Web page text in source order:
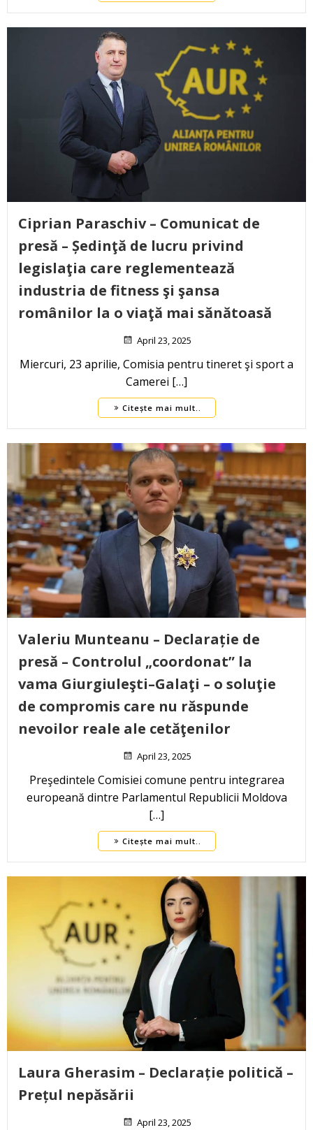
Ciprian Paraschiv – Comunicat de
presă – Ședinţă de lucru privind
legislaţia care reglementează
industria de fitness şi şansa
românilor la o viaţă mai sănătoasă
April 23, 2025
Miercuri, 23 aprilie, Comisia pentru tineret şi sport a
Camerei […]
Citește mai mult..
Valeriu Munteanu – Declarație de
presă – Controlul „coordonat” la
vama Giurgiuleşti–Galaţi – o soluţie
de compromis care nu răspunde
nevoilor reale ale cetăţenilor
April 23, 2025
Preşedintele Comisiei comune pentru integrarea
europeană dintre Parlamentul Republicii Moldova
[…]
Citește mai mult..
Laura Gherasim – Declarație politică –
Prețul nepăsării
April 23, 2025